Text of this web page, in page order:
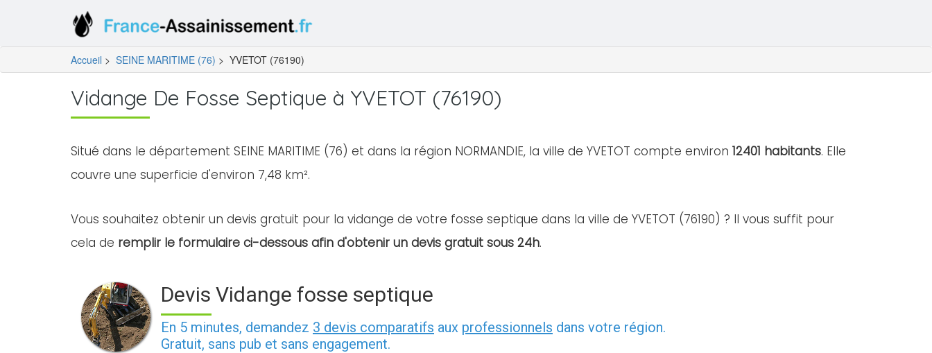
Accueil > SEINE MARITIME (76) > YVETOT (76190)
Vidange De Fosse Septique à YVETOT (76190)
Situé dans le département SEINE MARITIME (76) et dans la région NORMANDIE, la ville de YVETOT compte environ 12401 habitants. Elle
couvre une superficie d'environ 7,48 km².
Vous souhaitez obtenir un devis gratuit pour la vidange de votre fosse septique dans la ville de YVETOT (76190) ? Il vous suffit pour
cela de remplir le formulaire ci-dessous afin d'obtenir un devis gratuit sous 24h.
Devis Vidange fosse septique
En 5 minutes, demandez 3 devis comparatifs aux professionnels dans votre région.
Gratuit, sans pub et sans engagement.